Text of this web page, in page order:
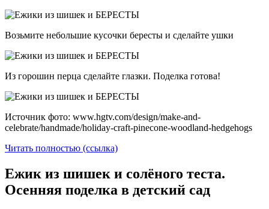
Возьмите небольшие кусочки бересты и сделайте ушки
Из горошин перца сделайте глазки. Поделка готова!
Источник фото: www.hgtv.com/design/make-and-
celebrate/handmade/holiday-craft-pinecone-woodland-hedgehogs
Читать полностью (ссылка)
Ежик из шишек и солёного теста.
Осенняя поделка в детский сад